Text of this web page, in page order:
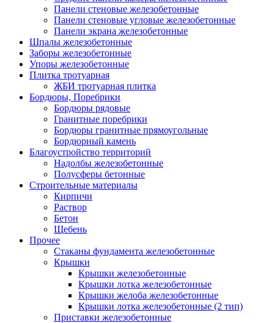
Панели стеновые железобетонные
Панели стеновые угловые железобетонные
Панели экрана железобетонные
Шпалы железобетонные
Заборы железобетонные
Упоры железобетонные
Плитка тротуарная
ЖБИ тротуарная плитка
Бордюры, Поребрики
Бордюры рядовые
Гранитные поребрики
Бордюры гранитные прямоугольные
Бордюрный камень
Благоустройство территорий
Надолбы железобетонные
Полусферы бетонные
Строительные материалы
Кирпичи
Раствор
Бетон
Щебень
Прочее
Стаканы фундамента железобетонные
Крышки
Крышки железобетонные
Крышки лотка железобетонные
Крышки желоба железобетонные
Крышки лотка железобетонные (2 тип)
Приставки железобетонные